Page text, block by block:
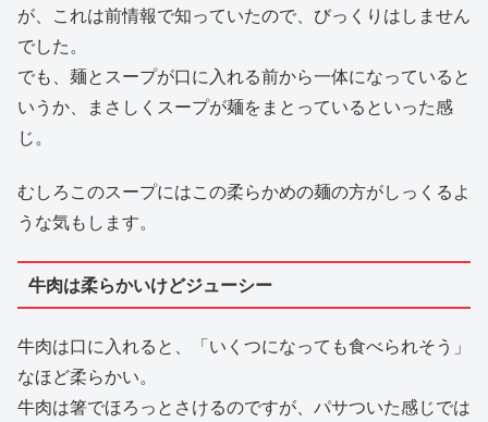
が、これは前情報で知っていたので、びっくりはしません
でした。
でも、麺とスープが口に入れる前から一体になっていると
いうか、まさしくスープが麺をまとっているといった感
じ。
むしろこのスープにはこの柔らかめの麺の方がしっくるよ
うな気もします。
牛肉は柔らかいけどジューシー
牛肉は口に入れると、「いくつになっても食べられそう」
なほど柔らかい。
牛肉は箸でほろっとさけるのですが、パサついた感じでは